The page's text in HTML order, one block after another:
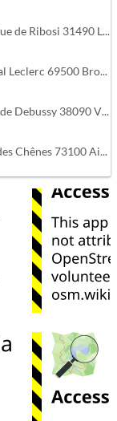
de Ribosi 31490 Léguevin
Leclerc 69500 Bron
38090 Villefontaine
Chênes 73100 Aix-les-Bains